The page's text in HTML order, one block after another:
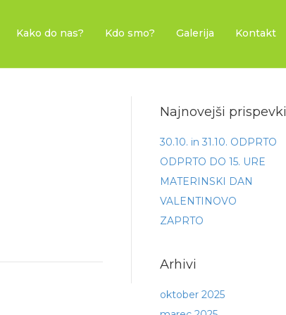
Kako do nas? Kdo smo? Galerija Kontakt
Najnovejši prispevki
30.10. in 31.10. ODPRTO
ODPRTO DO 15. URE
MATERINSKI DAN
VALENTINOVO
ZAPRTO
Arhivi
oktober 2025